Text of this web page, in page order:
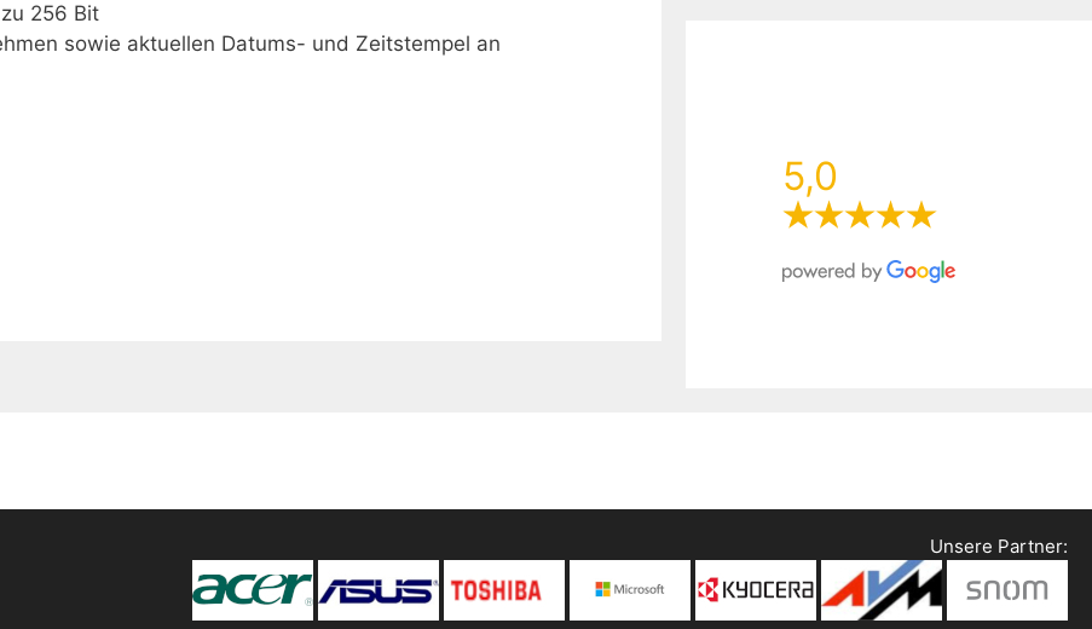
256 Bit
sowie aktuellen Datums- und Zeitstempel an
5,0
Unsere Partner: